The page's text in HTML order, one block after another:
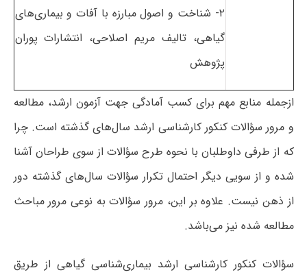
۲- شناخت و اصول مبارزه با آفات و بیماری‌های
گیاهی، تالیف مریم اصلاحی، انتشارات پوران
پژوهش
ازجمله منابع مهم برای کسب آمادگی جهت آزمون ارشد، مطالعه
و مرور سؤالات کنکور کارشناسی ارشد سال‌های گذشته است. چرا
که از طرفی داوطلبان با نحوه طرح سؤالات از سوی طراحان آشنا
شده و از سویی دیگر احتمال تکرار سؤالات سال‌های گذشته دور
از ذهن نیست. علاوه بر این، مرور سؤالات به نوعی مرور مباحث
مطالعه‌ شده نیز می‌باشد.
سؤالات کنکور کارشناسی ارشد بیماری‌شناسی گیاهی از طریق